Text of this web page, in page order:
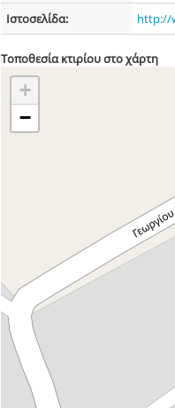
Ιστοσελίδα:
http://
Τοποθεσία κτιρίου στο χάρτη
+
−